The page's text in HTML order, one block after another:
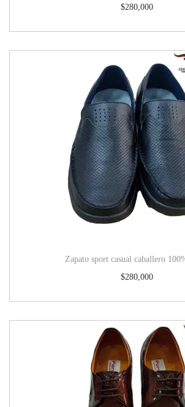
$280,000
Zapato sport casual caballero
$280,000